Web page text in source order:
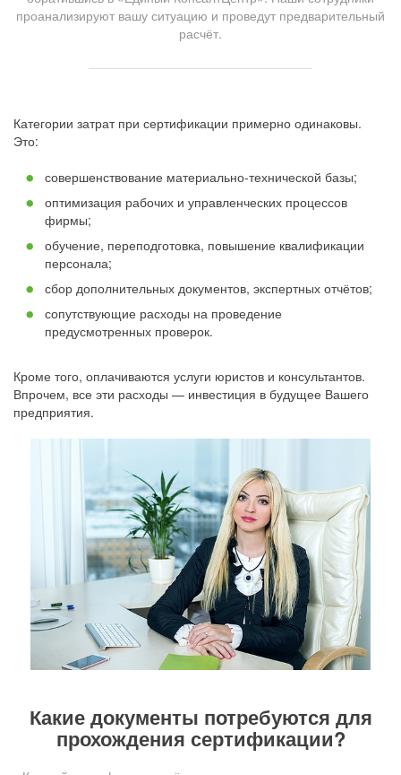
проанализируют вашу ситуацию и проведут предварительный
расчёт.
Категории затрат при сертификации примерно одинаковы.
Это:
совершенствование материально-технической базы;
оптимизация рабочих и управленческих процессов
фирмы;
обучение, переподготовка, повышение квалификации
персонала;
сбор дополнительных документов, экспертных отчётов;
сопутствующие расходы на проведение
предусмотренных проверок.
Кроме того, оплачиваются услуги юристов и консультантов.
Впрочем, все эти расходы — инвестиция в будущее Вашего
предприятия.
Какие документы потребуются для
прохождения сертификации?